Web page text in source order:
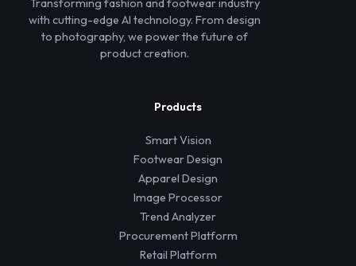
Transforming fashion and footwear industry
with cutting-edge AI technology. From design
to photography, we power the future of
product creation.
Products
Smart Vision
Footwear Design
Apparel Design
Image Processor
Trend Analyzer
Procurement Platform
Retail Platform